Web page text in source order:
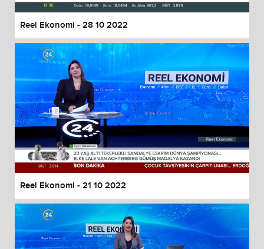
Reel Ekonomi - 28 10 2022
Reel Ekonomi - 21 10 2022